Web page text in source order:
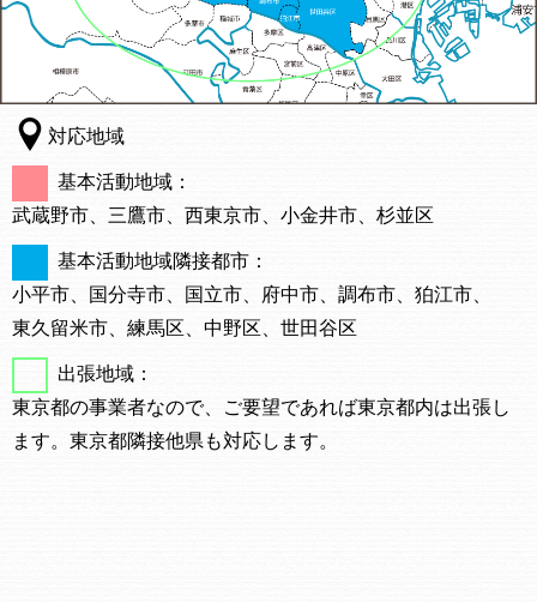
対応地域
基本活動地域：
武蔵野市、 三鷹市、 西東京市、 小金井市、 杉並区
基本活動地域隣接都市：
小平市、
国分寺市、 国立市、 府中市、 調布市、 狛江市、
東久留米市、 練馬区、 中野区、 世田谷区
出張地域：
東京都の事業者なので、ご要望であれば東京都内は出張し
ます。東京都隣接他県も対応します。